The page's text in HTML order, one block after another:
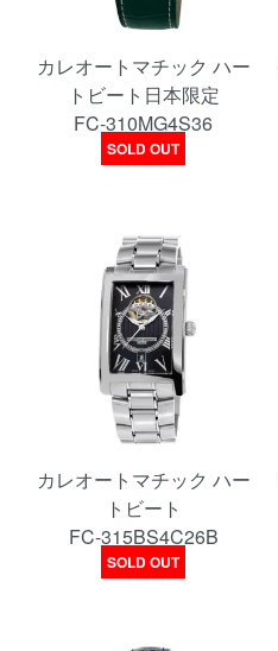
カレオートマチック ハー
トビート日本限定
FC-310MG4S36
SOLD OUT
カレオートマチック ハー
トビート
FC-315BS4C26B
SOLD OUT